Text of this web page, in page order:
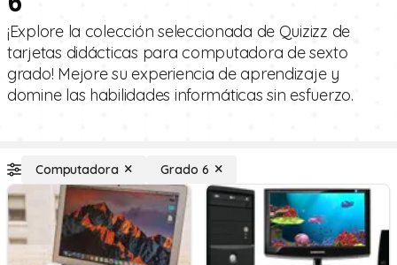
¡Explore la colección seleccionada de Quizizz de
tarjetas didácticas para computadora de sexto
grado! Mejore su experiencia de aprendizaje y
domine las habilidades informáticas sin esfuerzo.
Computadora Grado 6